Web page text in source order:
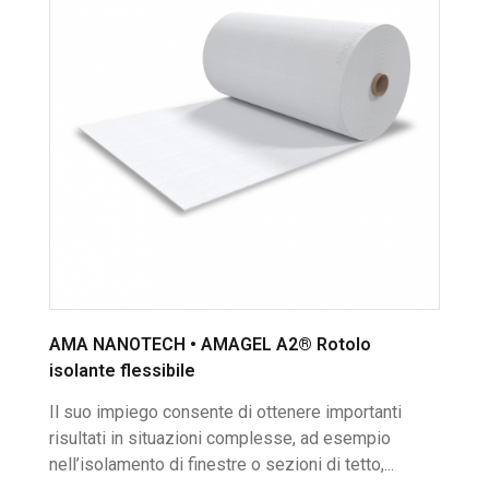
AMA NANOTECH • AMAGEL A2® Rotolo
isolante flessibile
Il suo impiego consente di ottenere importanti
risultati in situazioni complesse, ad esempio
nell’isolamento di finestre o sezioni di tetto,...